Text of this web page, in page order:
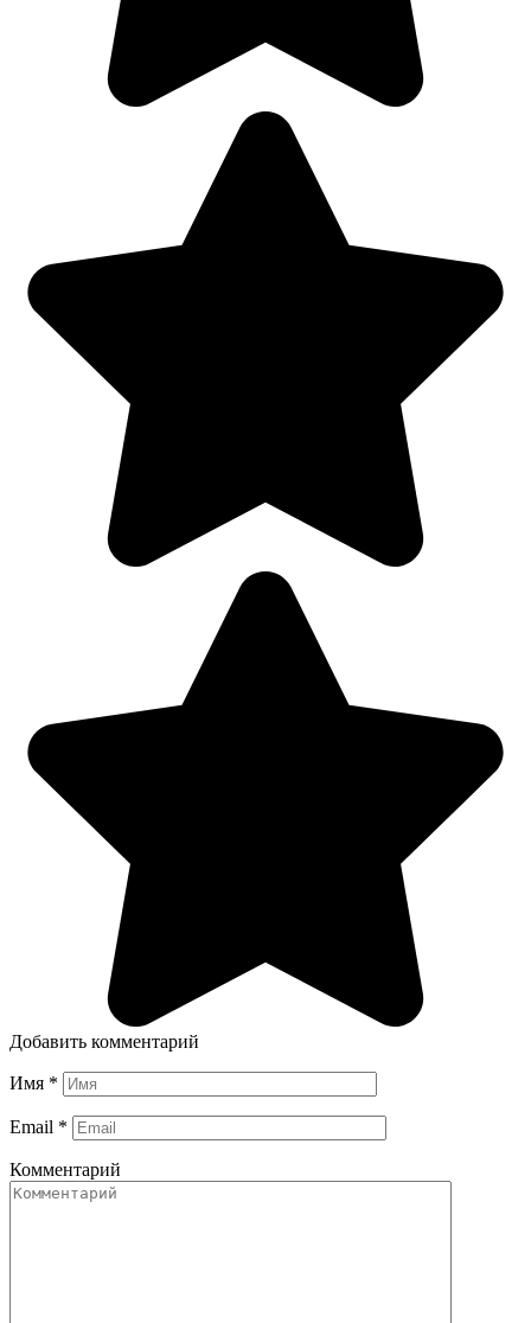
Добавить комментарий
Имя *
Email *
Комментарий